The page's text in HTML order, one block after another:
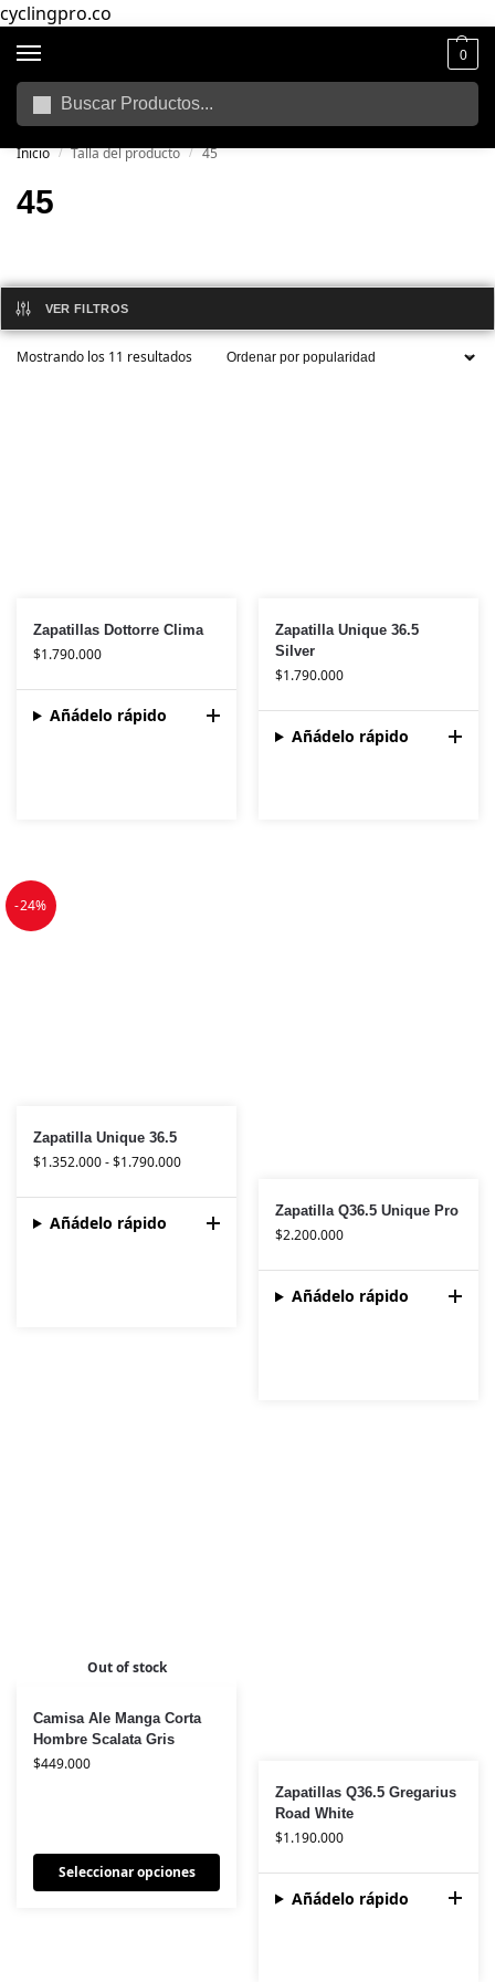
cyclingpro.co
0
🚴‍ Envío gratuito a todo Colombia por compras superiores a $250.000
Inicio / Talla del producto / 45
45
VER FILTROS
Mostrando los 11 resultados
Zapatillas Dottorre Clima
$1.790.000
Añádelo rápido
Zapatilla Unique 36.5
Silver
$1.790.000
Añádelo rápido
-24%
Zapatilla Unique 36.5
$1.352.000-$1.790.000
Añádelo rápido
Zapatilla Q36.5 Unique Pro
$2.200.000
Añádelo rápido
Out of stock
Camisa Ale Manga Corta
Hombre Scalata Gris
$449.000
Seleccionar opciones
Zapatillas Q36.5 Gregarius
Road White
$1.190.000
Añádelo rápido